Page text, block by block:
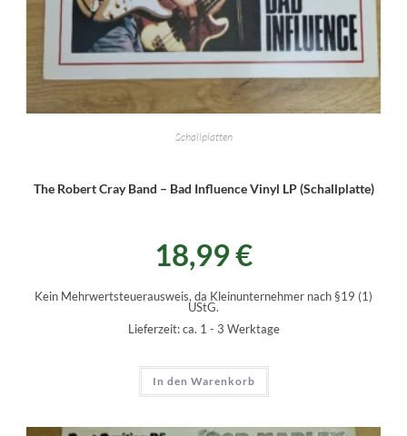
Schallplatten
The Robert Cray Band – Bad Influence Vinyl LP (Schallplatte)
18,99€
Kein Mehrwertsteuerausweis, da Kleinunternehmer nach §19 (1)
UStG.
Lieferzeit: ca. 1 - 3 Werktage
In den Warenkorb